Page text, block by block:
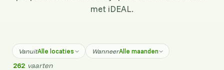
met iDEAL.
VanuitAlle locaties WanneerAlle maanden
262 vaarten